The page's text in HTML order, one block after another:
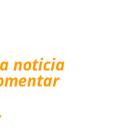
noticia